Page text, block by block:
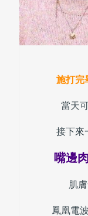
施打完
當天
接下來
嘴邊
肌
鳳凰電